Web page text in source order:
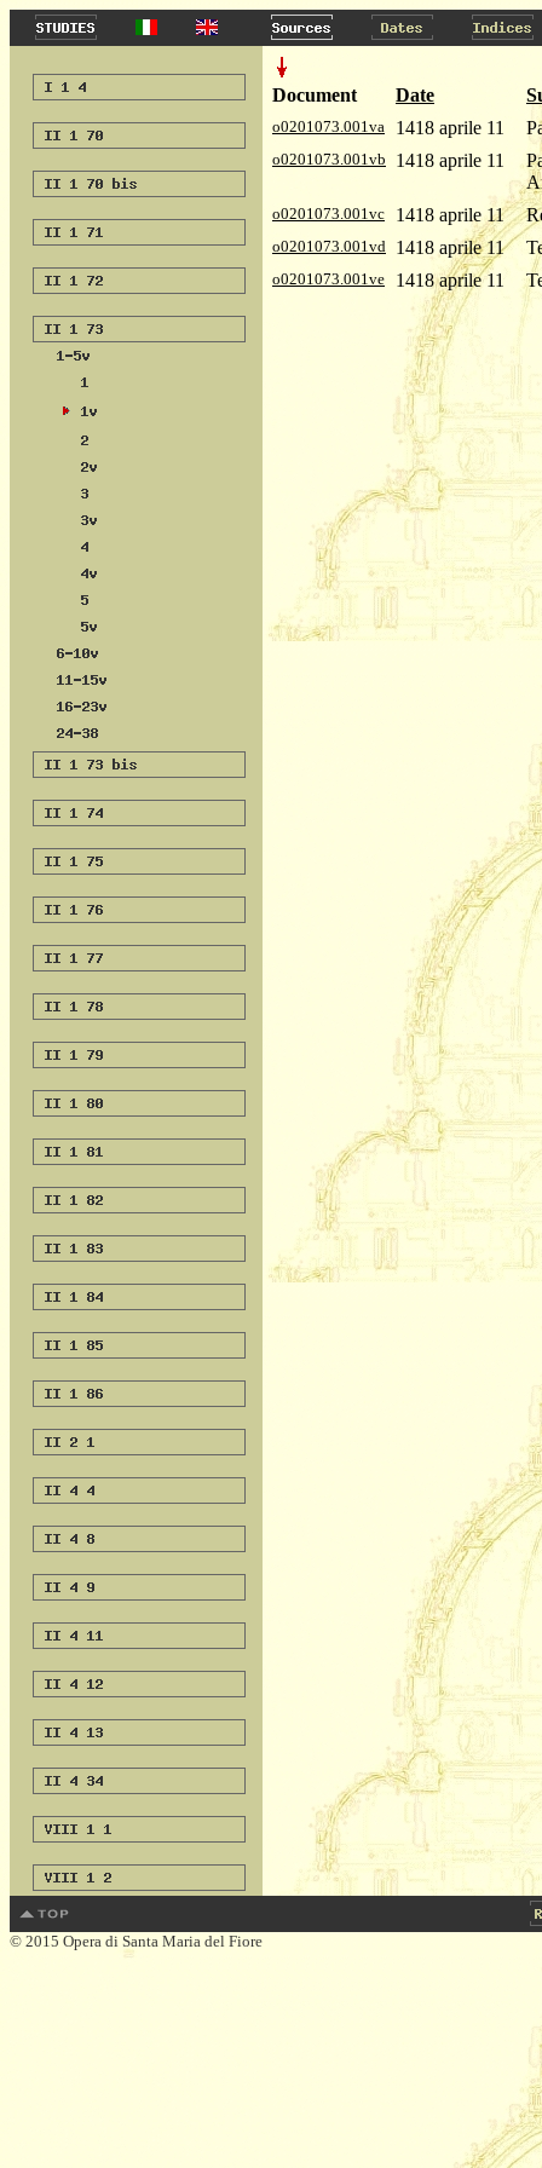
Document Date
o0201073.001va 1418 aprile 11
o0201073.001vb 1418 aprile 11
o0201073.001vc 1418 aprile 11
o0201073.001vd 1418 aprile 11
o0201073.001ve 1418 aprile 11
© 2015 Opera di Santa Maria del Fiore